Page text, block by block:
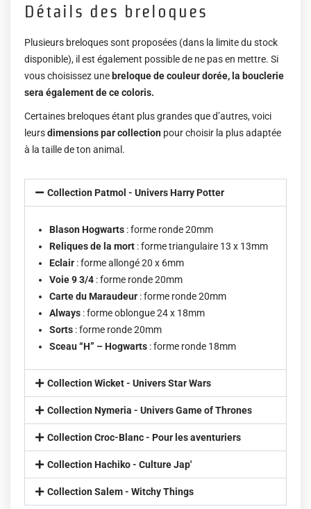
Détails des breloques
Plusieurs breloques sont proposées (dans la limite du stock
disponible), il est également possible de ne pas en mettre. Si
vous choisissez une breloque de couleur dorée, la bouclerie
sera également de ce coloris.
Certaines breloques étant plus grandes que d’autres, voici
leursdimensions par collection pour choisir la plus adaptée
à la taille de ton animal.
Collection Patmol - Univers Harry Potter
Blason Hogwarts : forme ronde 20mm
Reliques de la mort : forme triangulaire 13 x 13mm
Eclair : forme allongé 20 x 6mm
Voie 9 3/4 : forme ronde 20mm
Carte du Maraudeur : forme ronde 20mm
Always : forme oblongue 24 x 18mm
Sorts : forme ronde 20mm
Sceau “H” – Hogwarts : forme ronde 18mm
Collection Wicket - Univers Star Wars
Collection Nymeria - Univers Game of Thrones
Collection Croc-Blanc - Pour les aventuriers
Collection Hachiko - Culture Jap'
Collection Salem - Witchy Things